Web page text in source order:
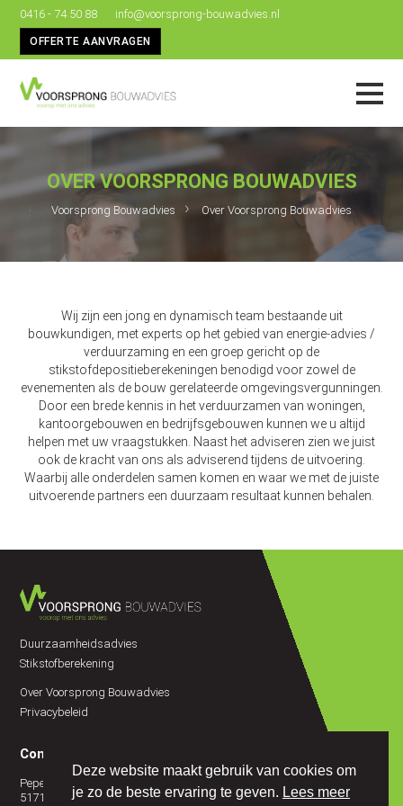
0416 - 74 50 88 info@voorsprong-bouwadvies.nl
OFFERTE AANVRAGEN
Skip
Voorsprong Bouwadvies
Voorop met ons advies
OVER VOORSPRONG BOUWADVIES
Voorsprong Bouwadvies › Over Voorsprong Bouwadvies
Wij zijn een jong en dynamisch team bestaande uit
bouwkundigen, met experts op het gebied van energie-advies /
verduurzaming en een groep gericht op de
stikstofdepositieberekeningen benodigd voor zowel de
evenementen als de bouw gerelateerde omgevingsvergunningen.
Door een brede kennis in het verduurzamen van woningen,
kantoorgebouwen en bedrijfsgebouwen kunnen we u altijd
helpen met uw vraagstukken. Naast het adviseren zien we juist
ook de kracht van ons als adviserend tijdens de uitvoering.
Waarbij alle onderdelen samen komen en waar we met de juiste
uitvoerende partners een duurzaam resultaat kunnen behalen.
Duurzaamheidsadvies
Stikstofberekening
Over Voorsprong Bouwadvies
Privacybeleid
Contact
Peperstraat 21A
5171EC Kaatsheuvel
Deze website maakt gebruik van cookies om
je zo de beste ervaring te geven. Lees meer